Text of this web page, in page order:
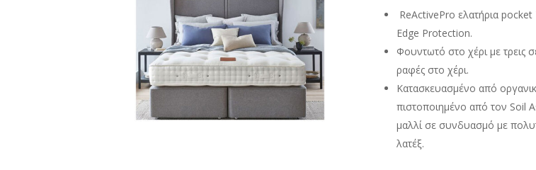
ReActivePro ελατήρια
Edge Protection.
Φουντωτό στο χέρι με τρεις
ραφές στο χέρι.
Κατασκευασμένο από
πιστοποιημένο από τον Soil
μαλλί σε συνδυασμό με
λατέξ.